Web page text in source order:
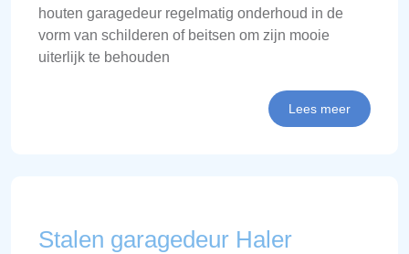
houten garagedeur regelmatig onderhoud in de
vorm van schilderen of beitsen om zijn mooie
uiterlijk te behouden
Lees meer
Stalen garagedeur Haler